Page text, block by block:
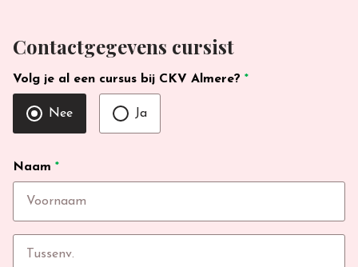
Contactgegevens cursist
Volg je al een cursus bij CKV Almere? *
Nee Ja
Naam *